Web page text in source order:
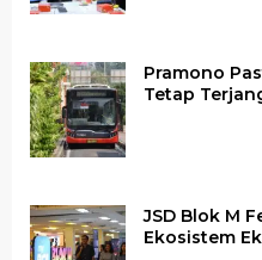
Pramono
Tetap
JSD Blok M
Ekosistem